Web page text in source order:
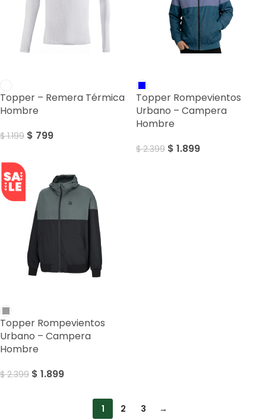
Topper – Remera Térmica
Hombre
$1.199 $ 799
Topper Rompevientos
Urbano – Campera
Hombre
$2.399 $ 1.899
Topper Rompevientos
Urbano – Campera
Hombre
$2.399 $ 1.899
1 2 3 →